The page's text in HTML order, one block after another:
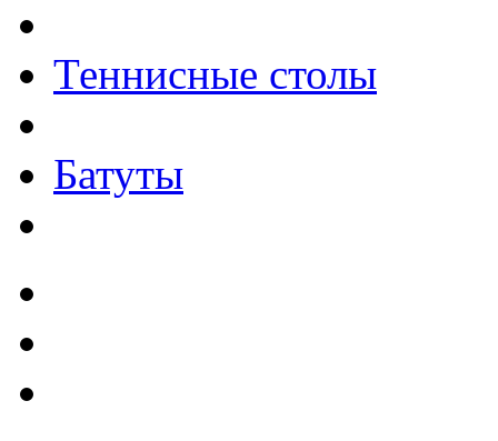
Теннисные столы
Батуты